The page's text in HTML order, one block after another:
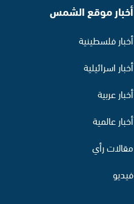
أخبار موقع الشمس
أخبار فلسطينية
أخبار اسرائيلية
أخبار عربية
أخبار عالمية
مقالات رأي
فيديو